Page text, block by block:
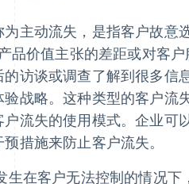
为主动流失，是指客户故意
品价值主张的差距或对客
访谈或调查了解到很多信
战略。这种类型的客户流
流失的使用模式。企业可
措施来防止客户流失。
生在客户无法控制的情况下